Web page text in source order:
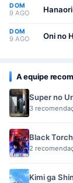
DOM
9 AGO
DOM
9 AGO Oni no
A equipe
Super no
3
Black Torch
2
Kimi ga